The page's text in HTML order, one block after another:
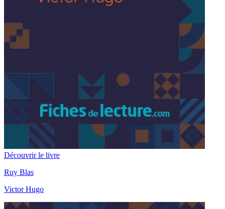
Découvrir le livre
Ruy Blas
Victor Hugo